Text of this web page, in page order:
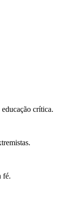
crítica.
fé.